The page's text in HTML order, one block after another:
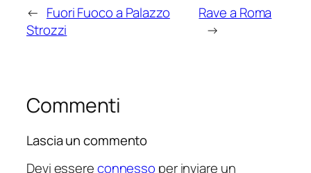
← Fuori Fuoco a Palazzo
Strozzi
Rave a Roma
→
Commenti
Lascia un commento
Devi essereconnesso per inviare un